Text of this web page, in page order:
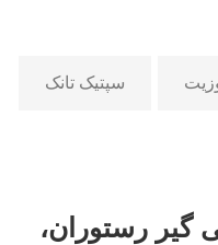
سپتیک تانک
گیر رستوران،